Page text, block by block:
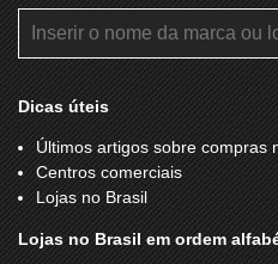
CHOPP DA BRAHMA
CIA DA BELEZA
CIA DO PÉ
CIA MARÍTIMA
CLARO
CLUBE MELISSA
Dicas úteis
Últimos artigos sobre compras
Centros comerciais
Lojas no Brasil
Lojas no Brasil em ordem